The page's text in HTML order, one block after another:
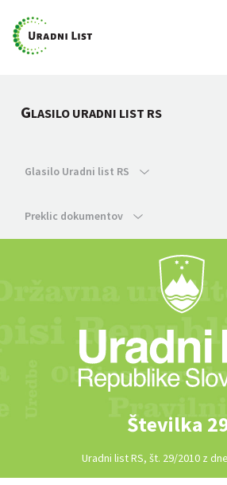
GLASILO URADNI LIST RS
Glasilo Uradni list RS
Preklic dokumentov
Številka
Uradni list RS, št. 29/2010 z